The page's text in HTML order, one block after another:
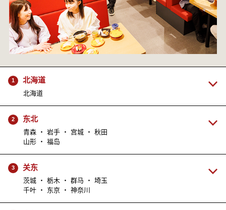
1 北海道
北海道
2 东北
青森 ・ 岩手 ・ 宫城 ・ 秋田
山形 ・ 福岛
3 关东
茨城 ・ 栃木 ・ 群马 ・ 埼玉
千叶 ・ 东京 ・ 神奈川